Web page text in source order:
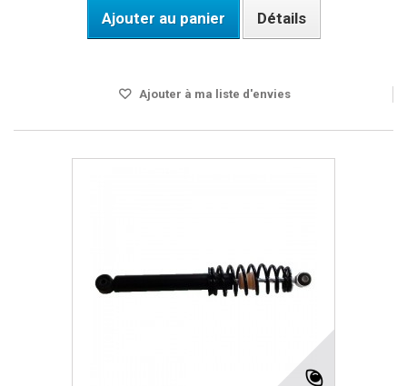
Ajouter au panier Détails
Ajouter à ma liste d'envies